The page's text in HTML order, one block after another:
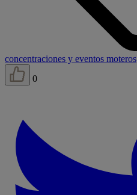
concentraciones y eventos moteros
0